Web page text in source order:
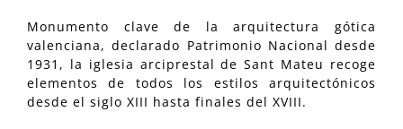
Monumento clave de la arquitectura gótica
valenciana, declarado Patrimonio Nacional desde
1931, la iglesia arciprestal de Sant Mateu recoge
elementos de todos los estilos arquitectónicos
desde el siglo XIII hasta finales del XVIII.